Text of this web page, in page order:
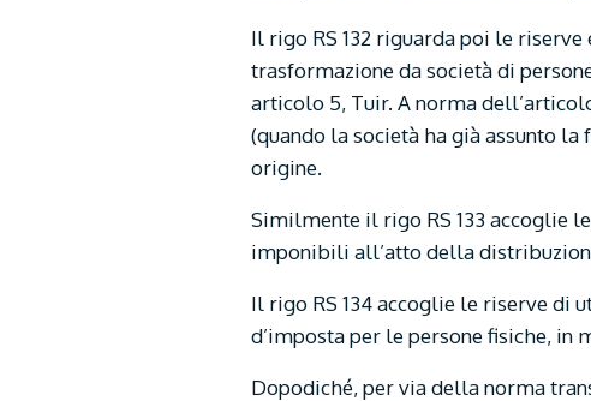
Il rigo RS 132 riguarda poi le
trasformazione da società di
articolo 5, Tuir. A norma
(quando la società ha già assunto
origine.
Similmente il rigo RS 133 accoglie
imponibili all’atto della
Il rigo RS 134 accoglie le riserve di
d’imposta per le persone fisiche, in
Dopodiché, per via della norma